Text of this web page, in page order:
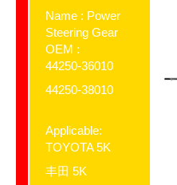
Name : Power
Steering Gear
OEM :
44250-36010
44250-38010
Applicable:
TOYOTA 5K
丰田 5K